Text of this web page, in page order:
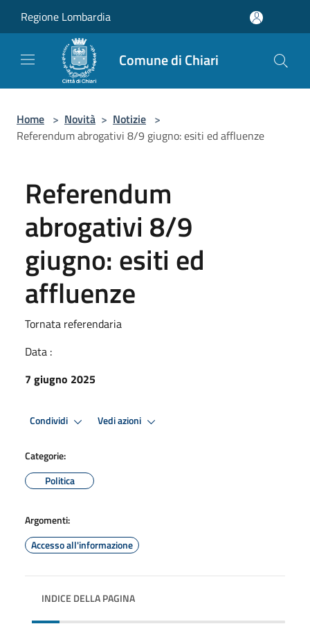
Regione Lombardia
Comune di Chiari
Home > Novità > Notizie >
Referendum abrogativi 8/9 giugno: esiti ed affluenze
Referendum
abrogativi 8/9
giugno: esiti ed
affluenze
Tornata referendaria
Data :
7 giugno 2025
Condividi Vedi azioni
Categorie:
Politica
Argomenti:
Accesso all'informazione
INDICE DELLA PAGINA